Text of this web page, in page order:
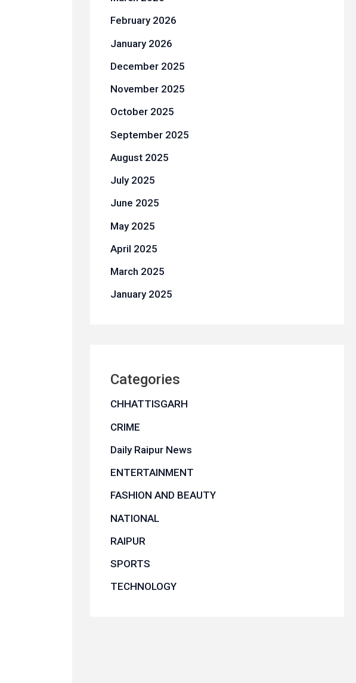
February 2026
January 2026
December 2025
November 2025
October 2025
September 2025
August 2025
July 2025
June 2025
May 2025
April 2025
March 2025
January 2025
Categories
CHHATTISGARH
CRIME
Daily Raipur News
ENTERTAINMENT
FASHION AND BEAUTY
NATIONAL
RAIPUR
SPORTS
TECHNOLOGY